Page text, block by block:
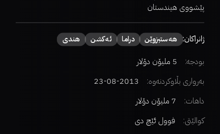
پێشووی هیندستان
ژانراکان: هەستبزوێن دراما ئەكشن هندی
بودجە:
5 ملیۆن دۆلار
بەرواری بڵاوکردنەوە:
2013-08-23
داهات:
7 ملیۆن دۆلار
کوالێتی:
فوول ئێچ دی